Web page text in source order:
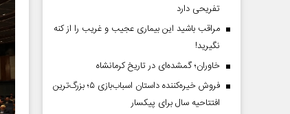
تفریحی دارد
مراقب باشید این بیماری عجیب و غریب را از کنه
نگیرید!
خاوران؛ گمشده‌ای در تاریخ کرمانشاه
فروش خیره‌کننده داستان اسباب‌بازی ۵؛ بزرگ‌ترین
افتتاحیه سال برای پیکسار
دکتر یدالله جوانی - تحلیلگر مسائل